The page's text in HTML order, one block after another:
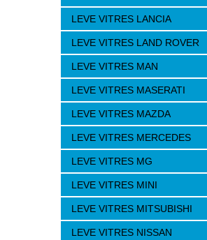
LEVE VITRES LANCIA
LEVE VITRES LAND ROVER
LEVE VITRES MAN
LEVE VITRES MASERATI
LEVE VITRES MAZDA
LEVE VITRES MERCEDES
LEVE VITRES MG
LEVE VITRES MINI
LEVE VITRES MITSUBISHI
LEVE VITRES NISSAN